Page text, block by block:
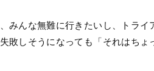
みんな無難に行きたいし、トライ
敗しそうになっても「それはちょ